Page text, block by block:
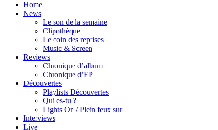
Home
News
Le son de la semaine
Clipothèque
Le coin des reprises
Music & Screen
Reviews
Chronique d’album
Chronique d’EP
Découvertes
Playlists Découvertes
Qui es-tu ?
Lights On / Plein feux sur
Interviews
Live